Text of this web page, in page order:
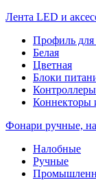
Лента LED и
Профиль
Белая
Цветная
Блоки
Коннекторы
Фонари ручные,
Налобные
Ручные